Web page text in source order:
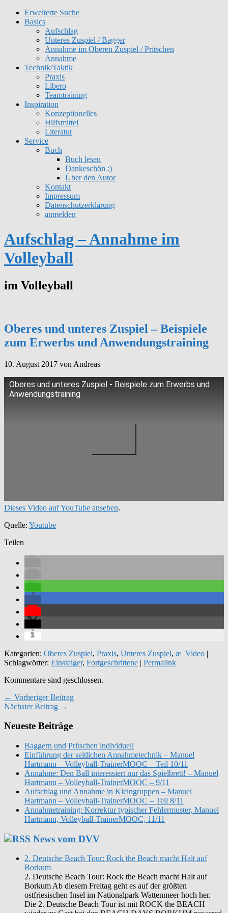
Erweiterte Suche
Basics
Aufschlag
Unteres Zuspiel / Bagger
Annahme im Oberen Zuspiel / Pritschen
Annahme
Technik/Taktik
Praxis
Libero
Teamtraining
Inspiration
Konzeptionelles
Hilfsmittel
Literatur
Service
Buch
Buch lesen
Dankeschön :)
Über den Autor
Kontakt
Impressum
Datenschutzerklärung
anmelden
Aufschlag – Annahme im
Volleyball
im Volleyball
Oberes und unteres Zuspiel – Beispiele
zum Erwerbs und Anwendungstraining
10. August 2017 von Andreas
Oberes und unteres Zuspiel - Beispiele zum Erwerbs und
Anwendungstraining
Dieses Video auf YouTube ansehen.
Quelle: Youtube
Teilen
Kategorien: Oberes Zuspiel, Praxis, Unteres Zuspiel, æ_Video |
Schlagwörter: Einsteiger, Fortgeschrittene | Permalink
Kommentare sind geschlossen.
← Vorheriger Beitrag
Nächster Beitrag →
Neueste Beiträge
Baggern und Pritschen individuell
Einführung der seitlichen Annahmetechnik – Manuel
Hartmann – Volleyball-TrainerMOOC – Teil 10/11
Annahme: Den Ball interessiert nur das Spielbrett! – Manuel
Hartmann – Volleyball-TrainerMOOC – 9/11
Aufschlag und Annahme in Kleingruppen – Manuel
Hartmann – Volleyball-TrainerMOOC – Teil 8/11
Annahmetraining: Korrektur typischer Fehlermuster, Manuel
Hartmann, Volleyball-TrainerMOOC, 11/11
News vom DVV
2. Deutsche Beach Tour: Rock the Beach macht Halt auf
Borkum
2. Deutsche Beach Tour: Rock the Beach macht Halt auf
Borkum Ab diesem Freitag geht es auf der größten
ostfriesischen Insel im Nationalpark Wattenmeer hoch her.
Die 2. Deutsche Beach Tour ist mit ROCK the BEACH
Get 30% off your first purchase